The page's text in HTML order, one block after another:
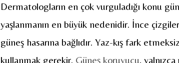
Dermatologların en çok vurguladığı konu
yaşlanmanın en büyük nedenidir. İnce
güneş hasarına bağlıdır. Yaz-kış fark
kullanmak gerekir. Güneş koruyucu,